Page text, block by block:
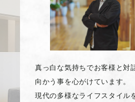
真っ白な気持ちでお客様と対
向かう事を心がけています。
現代の多様なライフスタイル